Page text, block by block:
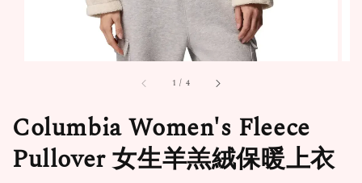
1 / 4
Columbia Women's Fleece
Pullover 女生羊羔絨保暖上衣